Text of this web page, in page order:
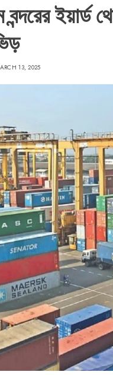
বন্দরের
13, 2025